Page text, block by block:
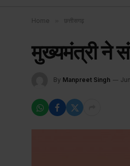
Home छत्तीसगढ़
मुख्यमंत्री ने
By Manpreet Singh